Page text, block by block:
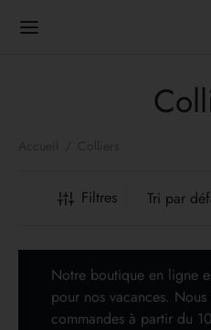
Filtres
Notre boutique en ligne
pour nos vacances.
commandes à partir du
bijoux